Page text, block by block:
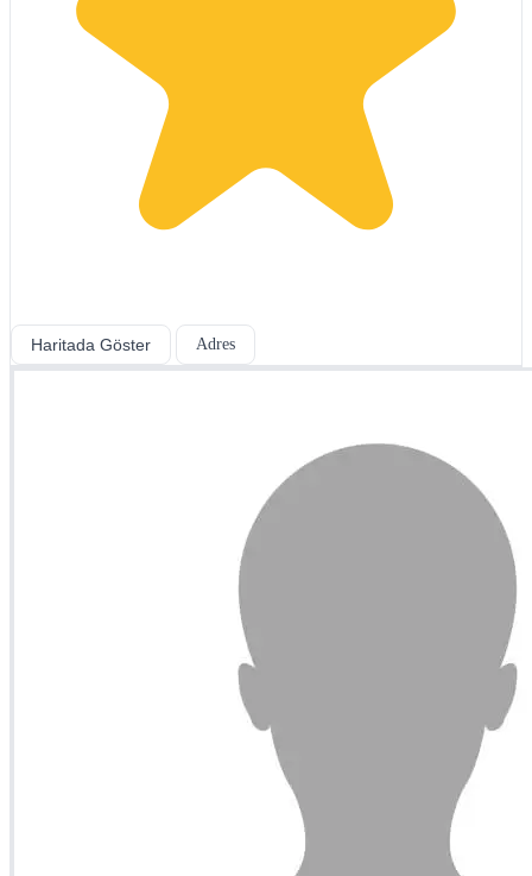
Haritada Göster Adres